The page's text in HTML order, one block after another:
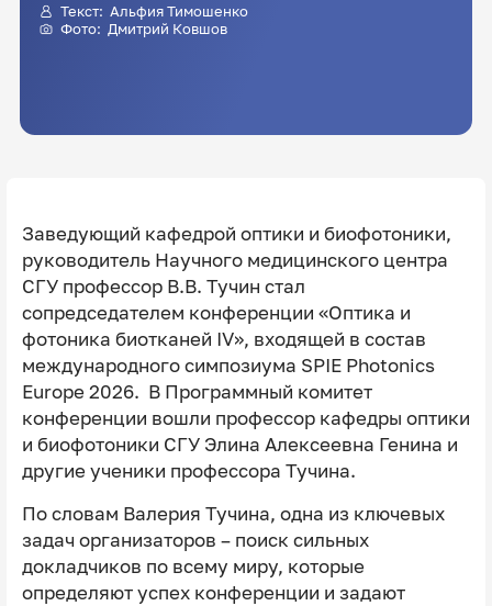
Текст: Альфия Тимошенко
Фото: Дмитрий Ковшов
Заведующий кафедрой оптики и биофотоники,
руководитель Научного медицинского центра
СГУ профессор В.В. Тучин стал
сопредседателем конференции «Оптика и
фотоника биотканей IV», входящей в состав
международного симпозиума SPIE Photonics
Europe 2026. В Программный комитет
конференции вошли профессор кафедры оптики
и биофотоники СГУ Элина Алексеевна Генина и
другие ученики профессора Тучина.
По словам Валерия Тучина, одна из ключевых
задач организаторов – поиск сильных
докладчиков по всему миру, которые
определяют успех конференции и задают